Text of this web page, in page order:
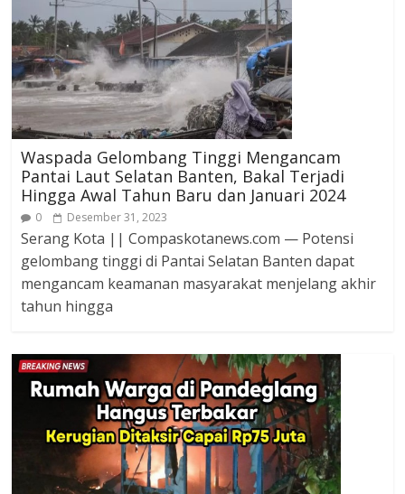
Waspada Gelombang Tinggi Mengancam
Pantai Laut Selatan Banten, Bakal Terjadi
Hingga Awal Tahun Baru dan Januari 2024
0 Desember 31, 2023
Serang Kota || Compaskotanews.com — Potensi
gelombang tinggi di Pantai Selatan Banten dapat
mengancam keamanan masyarakat menjelang akhir
tahun hingga